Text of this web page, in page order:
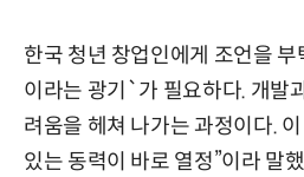
한국 청년 창업인에게 조언을
이라는 광기`가 필요하다. 개발
려움을 헤쳐 나가는 과정이다.
있는 동력이 바로 열정”이라 말